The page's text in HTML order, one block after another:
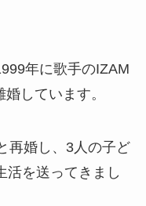
年に歌手のIZAM
しています。
再婚し、3人の子ど
活を送ってきまし